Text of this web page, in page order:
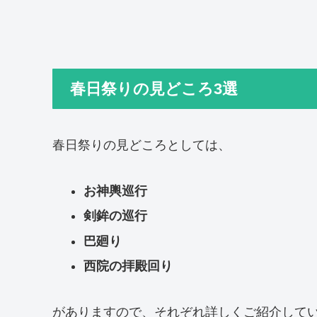
春日祭りの見どころ3選
春日祭りの見どころとしては、
お神輿巡行
剣鉾の巡行
巴廻り
西院の拝殿回り
がありますので、それぞれ詳しくご紹介して